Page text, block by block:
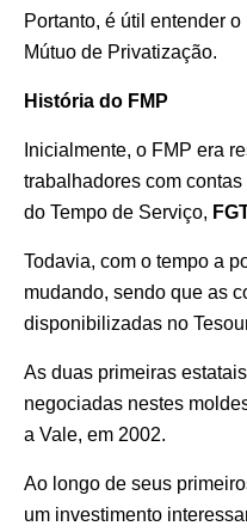
Portanto, é útil entender
Mútuo de Privatização.
História do FMP
Inicialmente, o FMP era
trabalhadores com
do Tempo de Serviço,
Todavia, com o tempo a
mudando, sendo que as
disponibilizadas no
As duas primeiras
negociadas nestes
a Vale, em 2002.
Ao longo de seus
um investimento